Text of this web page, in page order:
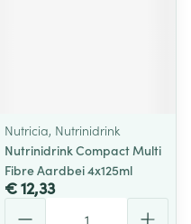
Nutricia, Nutrinidrink
Nutrinidrink Compact Multi
Fibre Aardbei 4x125ml
€ 12,33